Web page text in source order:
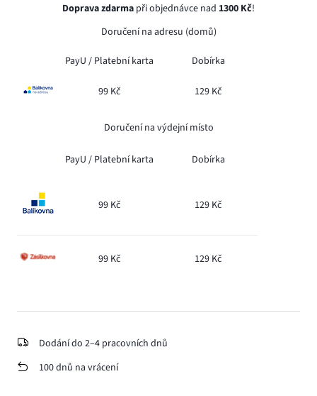
Doprava zdarma při objednávce nad 1300 Kč!
Doručení na adresu (domů)
PayU / Platební karta Dobírka
99 Kč 129 Kč
Doručení na výdejní místo
PayU / Platební karta Dobírka
99 Kč 129 Kč
99 Kč 129 Kč
Dodání do 2–4 pracovních dnů
100 dnů na vrácení